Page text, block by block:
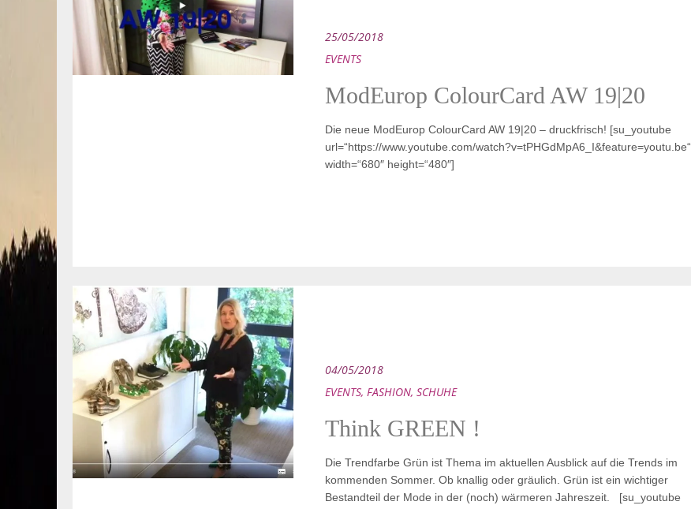
25/05/2018
EVENTS
ModEurop ColourCard AW 19|20
Die neue ModEurop ColourCard AW 19|20 – druckfrisch! [su_youtube
url=“https://www.youtube.com/watch?v=tPHGdMpA6_I&feature=youtu.be“
width=“680″ height=“480″]
04/05/2018
EVENTS, FASHION, SCHUHE
Think GREEN !
Die Trendfarbe Grün ist Thema im aktuellen Ausblick auf die Trends im
kommenden Sommer. Ob knallig oder gräulich. Grün ist ein wichtiger
Bestandteil der Mode in der (noch) wärmeren Jahreszeit. [su_youtube